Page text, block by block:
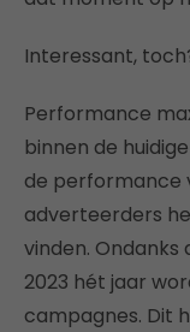
Interessant,
Performance
binnen de
de performance
adverteerders
vinden. Ondanks
2023 hét jaar
campagnes. Dit